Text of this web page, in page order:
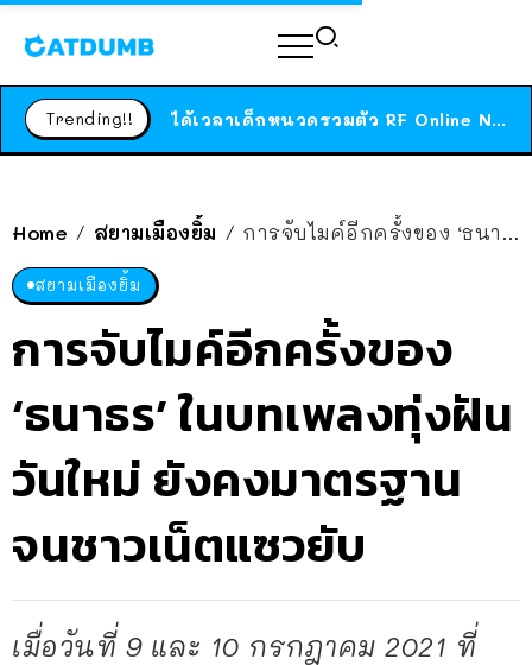
Trending!! ได้เวลาเด็กหนวดรวมตัว RF Online Next เปิดให้เล่นแล้ว เกม Sci-Fi MMORPG ระดับตำนาน เล่นได้ทั้งมือถือและ PC
Home / สยามเมืองยิ้ม / การจับไมค์อีกครั้งของ ‘ธนาธร’ ในบทเพลงทุ่งฝันวันใหม่ ยังคงมาตรฐานจนชาวเน็ตแซวยับ
สยามเมืองยิ้ม
การจับไมค์อีกครั้งของ
‘ธนาธร’ ในบทเพลงทุ่งฝัน
วันใหม่ ยังคงมาตรฐาน
จนชาวเน็ตแซวยับ
เมื่อวันที่ 9 และ 10 กรกฎาคม 2021 ที่